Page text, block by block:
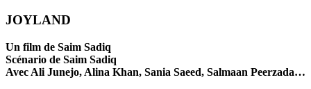
JOYLAND
Un film de Saim Sadiq
Scénario de Saim Sadiq
Avec Ali Junejo, Alina Khan, Sania Saeed, Salmaan Peerzada…